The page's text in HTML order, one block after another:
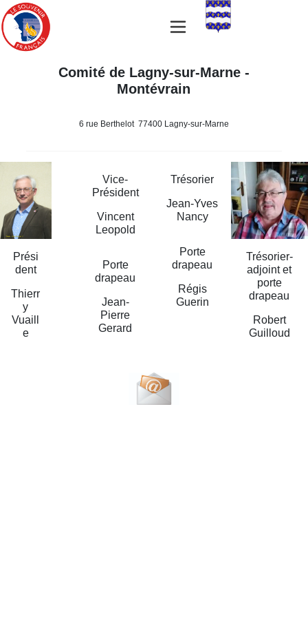
Comité de Lagny-sur-Marne -
Montévrain
6 rue Berthelot 77400 Lagny-sur-Marne
Prési
dent
Thierr
y
Vuaill
e
Vice-
Président
Vincent
Leopold
Porte
drapeau
Jean-
Pierre
Gerard
Trésorier
Jean-Yves
Nancy
Porte
drapeau
Régis
Guerin
Trésorier-
adjoint et
porte
drapeau
Robert
Guilloud